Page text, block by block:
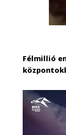
Félmillió